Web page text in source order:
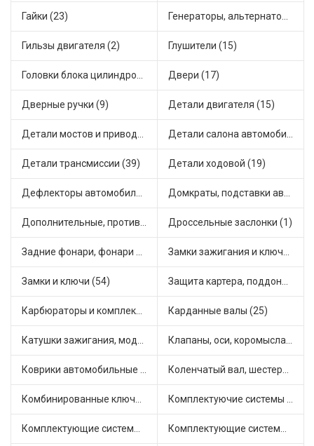
Гайки (23) Генераторы, альтернаторы и комплектующие (48)
Гильзы двигателя (2) Глушители (15)
Головки блока цилиндров (2) Двери (17)
Дверные ручки (9) Детали двигателя (15)
Детали мостов и привода трансмиссии (58) Детали салона автомобиля (47)
Детали трансмиссии (39) Детали ходовой (19)
Дефлекторы автомобильные (4) Домкраты, подставки автомобильные (1)
Дополнительные, противотуманные фары (2) Дроссельные заслонки (1)
Задние фонари, фонари видимости (5) Замки зажигания и ключи (11)
Замки и ключи (54) Защита картера, поддона, КПП (3)
Карбюраторы и комплектующие (32) Карданные валы (25)
Катушки зажигания, модули зажигания (3) Клапаны, оси, коромысла (14)
Коврики автомобильные (7) Коленчатый вал, шестерни коленчатого вала (9)
Комбинированные ключи (3) Комплектуючие системы стеклоочистителя (9)
Комплектующие системы выпуска отработавших газов (10) Комплектующие системы отопления (25)